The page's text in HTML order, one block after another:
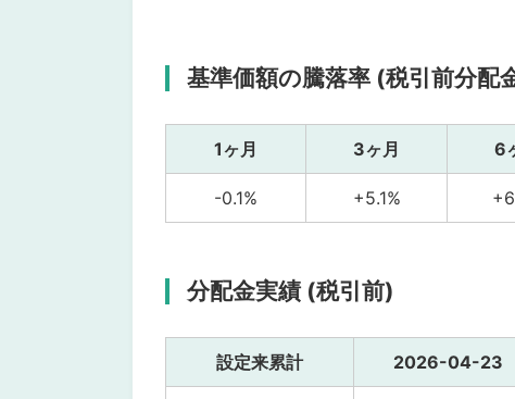
基準価額の騰落率 (税引前分配
1ヶ月 3ヶ月 6
-0.1% +5.1%
分配金実績 (税引前)
設定来累計 2026-04-23